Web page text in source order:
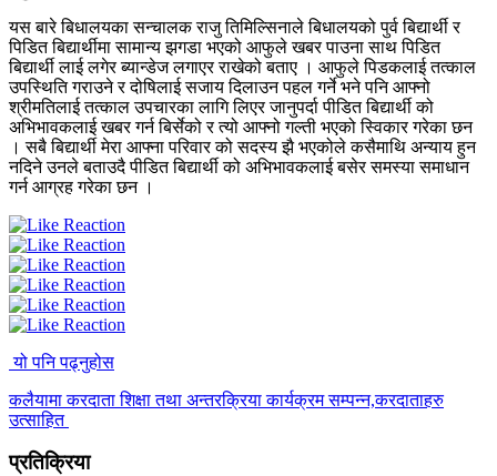
यस बारे बिधालयका सन्चालक राजु तिमिल्सिनाले बिधालयको पुर्व बिद्यार्थी र
पिडित बिद्यार्थीमा सामान्य झगडा भएको आफुले खबर पाउना साथ पिडित
बिद्यार्थी लाई लगेर ब्यान्डेज लगाएर राखेको बताए । आफुले पिडकलाई तत्काल
उपस्थिति गराउने र दोषिलाई सजाय दिलाउन पहल गर्ने भने पनि आफ्नो
श्रीमतिलाई तत्काल उपचारका लागि लिएर जानुपर्दा पीडित बिद्यार्थी को
अभिभावकलाई खबर गर्न बिर्सेको र त्यो आफ्नो गल्ती भएको स्विकार गरेका छन
। सबै बिद्यार्थी मेरा आफ्ना परिवार को सदस्य झै भएकोले कसैमाथि अन्याय हुन
नदिने उनले बताउदै पीडित बिद्यार्थी को अभिभावकलाई बसेर समस्या समाधान
गर्न आग्रह गरेका छन ।
यो पनि पढ्नुहोस
कलैयामा करदाता शिक्षा तथा अन्तरक्रिया कार्यक्रम सम्पन्न,करदाताहरु
उत्साहित
प्रतिक्रिया